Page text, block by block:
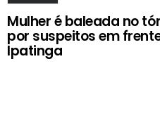
Mulher é baleada no
por suspeitos em
Ipatinga